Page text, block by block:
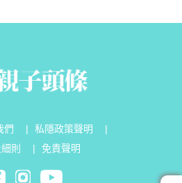
們 私隱政策聲明
則
免責聲明